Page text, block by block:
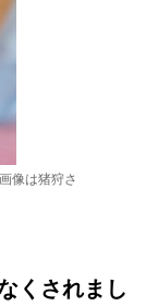
像は猪狩さ
くされまし